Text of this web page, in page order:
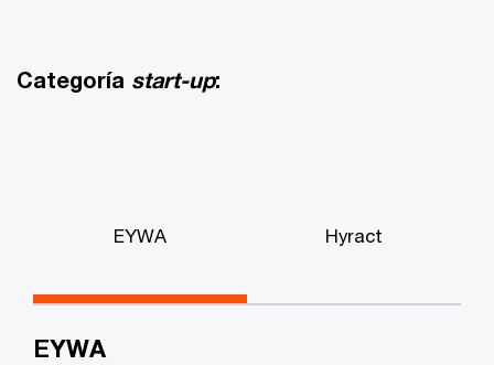
Categoría start-up:
EYWA Hyract
EYWA